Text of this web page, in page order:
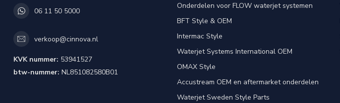
06 11 50 5000
verkoop@cinnova.nl
KVK nummer: 53941527
btw-nummer: NL851082580B01
Onderdelen voor FLOW waterjet systemen
BFT Style & OEM
Intermac Style
Waterjet Systems International OEM
OMAX Style
Accustream OEM en aftermarket onderdelen
Waterjet Sweden Style Parts